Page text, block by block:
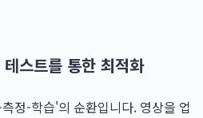
스트를 통한 최적화
정-학습'의 순환입니다. 영상을 업